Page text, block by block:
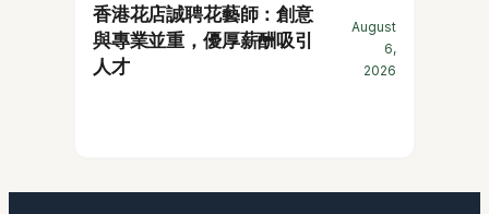
香港花店誠聘花藝師：創意
與專業並重，優厚薪酬吸引
人才
August
6,
2026